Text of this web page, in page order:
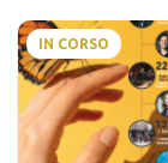
IN CORSO